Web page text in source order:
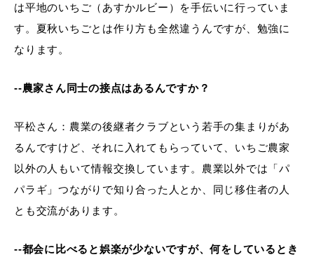
は平地のいちご（あすかルビー）を手伝いに行っていま
す。夏秋いちごとは作り方も全然違うんですが、勉強に
なります。
--農家さん同士の接点はあるんですか？
平松さん：農業の後継者クラブという若手の集まりがあ
るんですけど、それに入れてもらっていて、いちご農家
以外の人もいて情報交換しています。農業以外では「パ
パラギ」つながりで知り合った人とか、同じ移住者の人
とも交流があります。
--都会に比べると娯楽が少ないですが、何をしているとき